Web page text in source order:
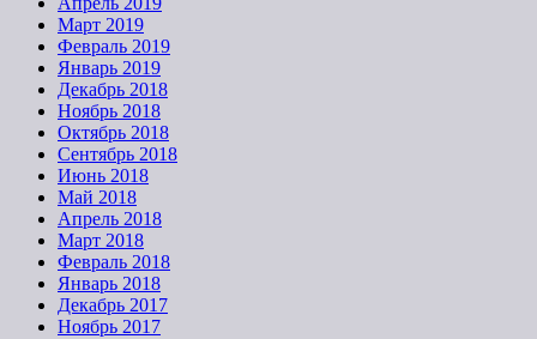
Март 2019
Февраль 2019
Январь 2019
Декабрь 2018
Ноябрь 2018
Октябрь 2018
Сентябрь 2018
Июнь 2018
Май 2018
Апрель 2018
Март 2018
Февраль 2018
Январь 2018
Декабрь 2017
Ноябрь 2017